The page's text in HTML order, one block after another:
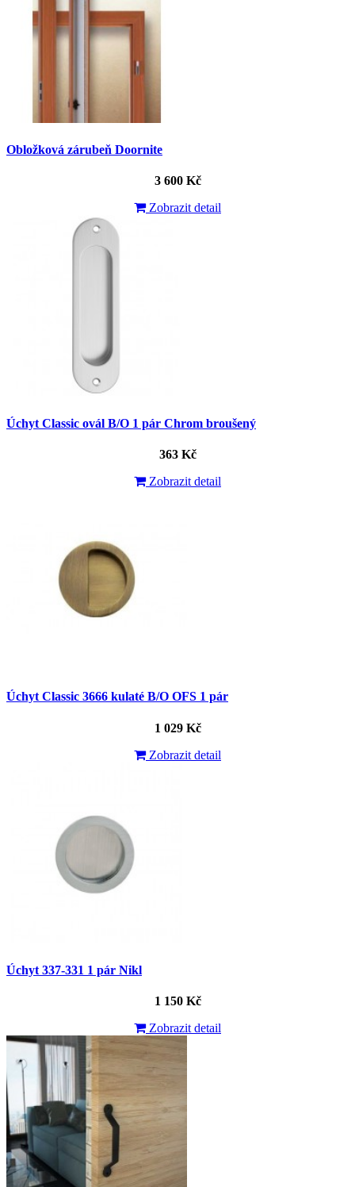
Obložková zárubeň Doornite
3 600 Kč
Zobrazit detail
Úchyt Classic ovál B/O 1 pár Chrom broušený
363 Kč
Zobrazit detail
Úchyt Classic 3666 kulaté B/O OFS 1 pár
1 029 Kč
Zobrazit detail
Úchyt 337-331 1 pár Nikl
1 150 Kč
Zobrazit detail